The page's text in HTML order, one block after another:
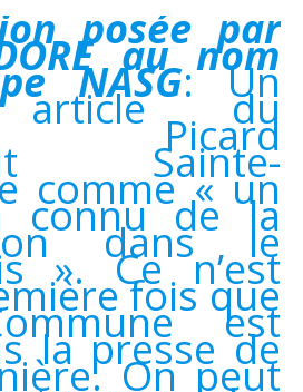
au nom
NASG: Un
article du
Picard
Sainte-
comme « un
connu de la
dans le
». Ce n’est
fois que
est
la presse de
On peut